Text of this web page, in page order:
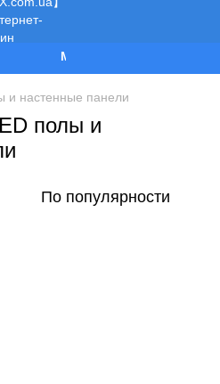
Мы работаем!
и настенные панели
полы и
По популярности